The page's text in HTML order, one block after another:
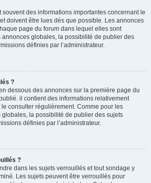
des informations importantes concernant le
doivent être lues dès que possible. Les annonces
page du forum dans lequel elles sont
globales, la possibilité de publier des
définies par l’administrateur.
?
dessous des annonces sur la première page du
il contient des informations relativement
consulter régulièrement. Comme pour les
la possibilité de publier des sujets
définies par l’administrateur.
?
dans les sujets verrouillés et tout sondage y
Les sujets peuvent être verrouillés pour